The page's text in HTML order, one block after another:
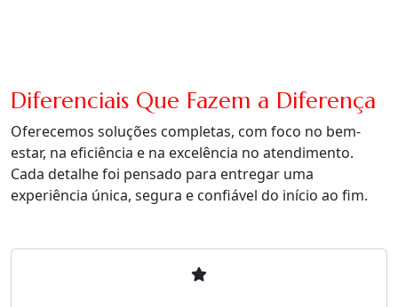
Diferenciais Que Fazem a Diferença
Oferecemos soluções completas, com foco no bem-
estar, na eficiência e na excelência no atendimento.
Cada detalhe foi pensado para entregar uma
experiência única, segura e confiável do início ao fim.